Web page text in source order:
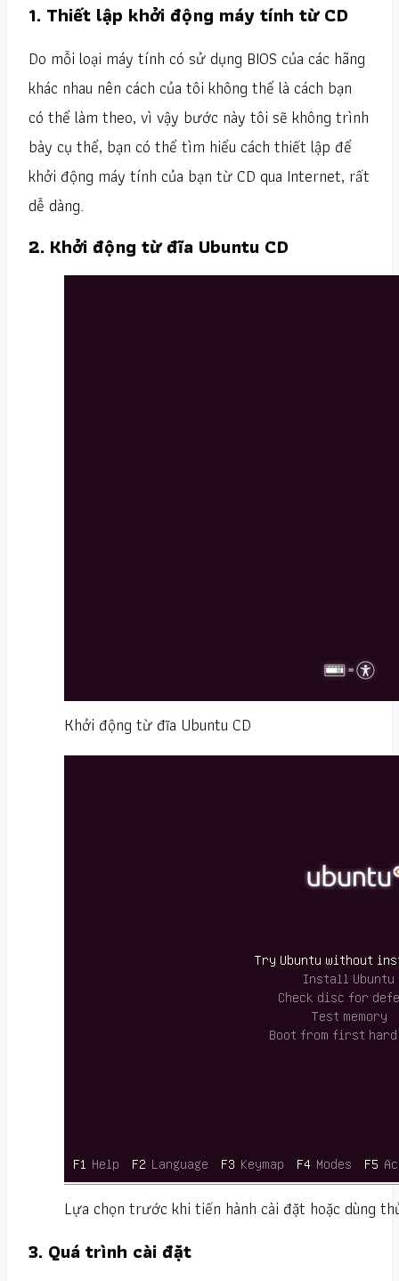
1. Thiết lập khởi động máy tính từ CD
Do mỗi loại máy tính có sử dụng BIOS của các hãng
khác nhau nên cách của tôi không thể là cách bạn
có thể làm theo, vì vậy bước này tôi sẽ không trình
bày cụ thể, bạn có thể tìm hiểu cách thiết lập để
khởi động máy tính của bạn từ CD qua Internet, rất
dễ dàng.
2. Khởi động từ đĩa Ubuntu CD
Khởi động từ đĩa Ubuntu CD
Lựa chọn trước khi tiến hành cài đặt hoặc dùng
3. Quá trình cài đặt